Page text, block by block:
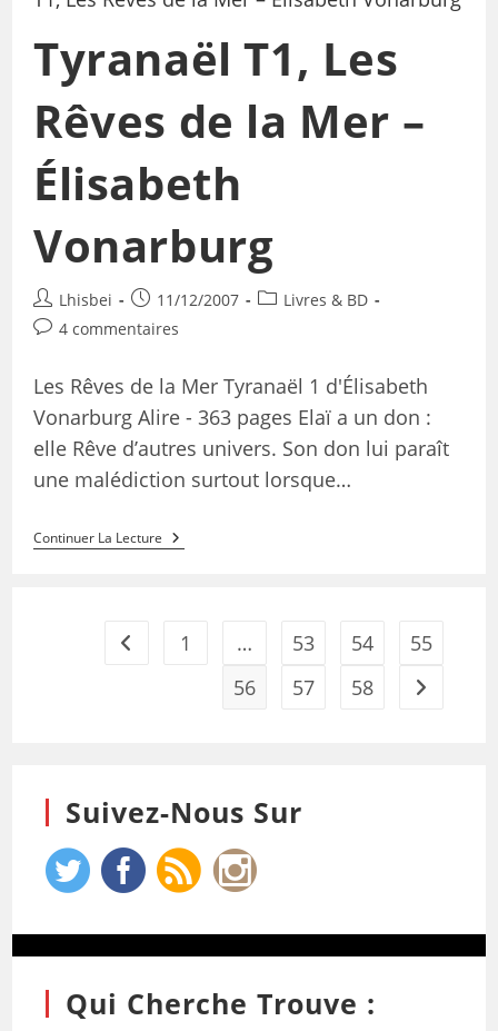
Tyranaël T1, Les
Rêves de la Mer –
Élisabeth
Vonarburg
Lhisbei 11/12/2007
Livres & BD
4 commentaires
Les Rêves de la Mer Tyranaël 1 d'Élisabeth
Vonarburg Alire - 363 pages Elaï a un don :
elle Rêve d’autres univers. Son don lui paraît
une malédiction surtout lorsque…
Continuer La Lecture
1 … 53 54
55
56
57 58
Suivez-Nous Sur
Qui Cherche Trouve :